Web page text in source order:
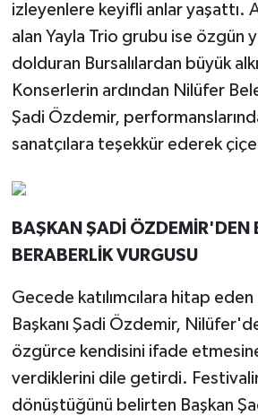
izleyenlere keyifli anlar yaşattı.
alan Yayla Trio grubu ise özgün
dolduran Bursalılardan büyük
Konserlerin ardından Nilüfer
Şadi Özdemir,
sanatçılara teşekkür ederek
BAŞKAN ŞADİ ÖZDEMİR'DEN
BERABERLİK VURGUSU
Gecede katılımcılara hitap
Başkanı Şadi Özdemir,
özgürce kendisini ifade
verdiklerini dile getirdi.
dönüştüğünü belirten Başkan